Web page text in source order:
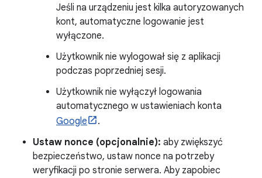
Jeśli na urządzeniu jest kilka autoryzowanych
kont, automatyczne logowanie jest
wyłączone.
Użytkownik nie wylogował się z aplikacji
podczas poprzedniej sesji.
Użytkownik nie wyłączył logowania
automatycznego w ustawieniach konta
Google
.
Ustaw nonce (opcjonalnie): aby zwiększyć
bezpieczeństwo, ustaw nonce na potrzeby
weryfikacji po stronie serwera. Aby zapobiec